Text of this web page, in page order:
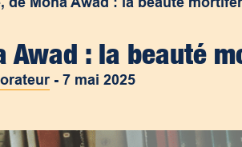
Awad : la beauté
-7 mai 2025